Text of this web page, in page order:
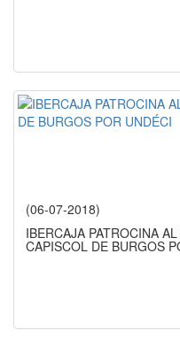
(06-07-2018)
IBERCAJA PATROCINA
CAPISCOL DE BURGOS